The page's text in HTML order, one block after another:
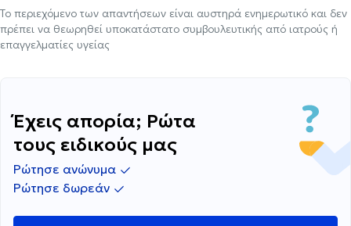
Το περιεχόμενο των απαντήσεων είναι αυστηρά ενημερωτικό και δεν
πρέπει να θεωρηθεί υποκατάστατο συμβουλευτικής από ιατρούς ή
επαγγελματίες υγείας
Έχεις απορία; Ρώτα
τους ειδικούς μας
Ρώτησε ανώνυμα
Ρώτησε δωρεάν